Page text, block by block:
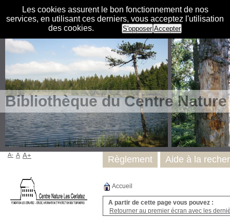
Les cookies assurent le bon fonctionnement de nos
services, en utilisant ces derniers, vous acceptez l'utilisation
des cookies.
S'opposer Accepter
Bibliothèque du Centre
Accueil
A partir de cette page vous pouvez :
Retourner au premier écran avec les
Règlement Aide à la
A- A A+